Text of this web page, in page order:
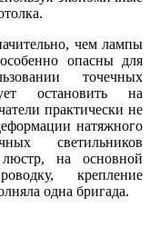
чем лампы
опасны для
точечных
остановить на
практически не
натяжного
светильников
на основной
крепление
одна бригада.